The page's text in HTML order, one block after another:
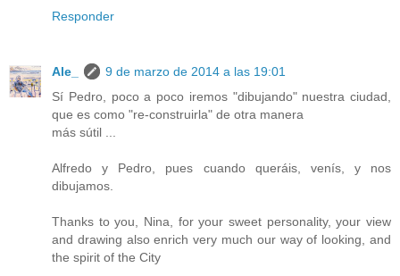
Responder
Ale_
9 de marzo de 2014 a las 19:01
Sí Pedro, poco a poco iremos "dibujando" nuestra ciudad,
que es como "re-construirla" de otra manera
más sútil ...
Alfredo y Pedro, pues cuando queráis, venís, y nos
dibujamos.
Thanks to you, Nina, for your sweet personality, your view
and drawing also enrich very much our way of looking, and
the spirit of the City